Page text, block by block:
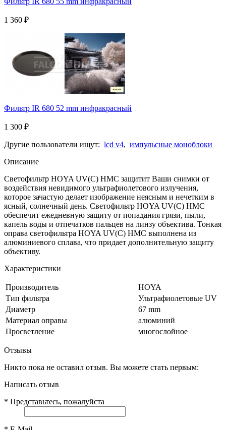
1 360 ₽
Фильтр IR 680 52 mm инфракрасный
1 300 ₽
Другие пользователи ищут: lcd v4, импульсные моноблоки
Описание
Светофильтр HOYA UV(С) HMC защитит Ваши снимки от
воздействия невидимого ультрафиолетового излучения,
которое зачастую делает изображение неясным и нечетким в
ясный, солнечный день. Светофильтр HOYA UV(С) HMC
обеспечит ежедневную защиту от попадания грязи, пыли,
капель воды и отпечатков пальцев на линзу объектива. Тонкая
оправа светофильтра HOYA UV(С) HMC выполнена из
алюминиевого сплава, что придает дополнительную защиту
объективу.
Характеристики
Производитель
HOYA
Тип фильтра
Ультрафиолетовые UV
Диаметр
67 mm
Материал оправы
алюминий
Просветление
многослойное
Отзывы
Никто пока не оставил отзыв. Вы можете стать первым:
Написать отзыв
* Представьтесь, пожалуйста